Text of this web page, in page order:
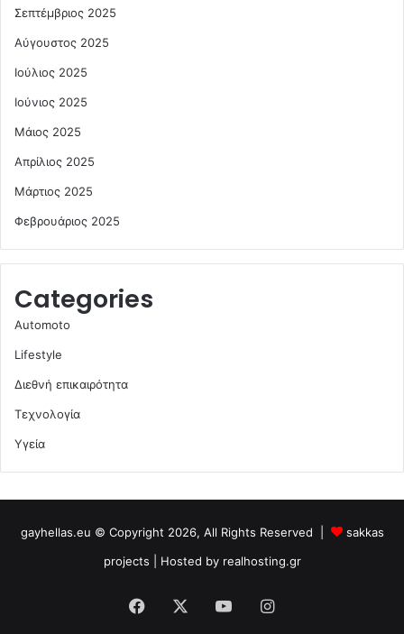
Σεπτέμβριος 2025
Αύγουστος 2025
Ιούλιος 2025
Ιούνιος 2025
Μάιος 2025
Απρίλιος 2025
Μάρτιος 2025
Φεβρουάριος 2025
Categories
Automoto
Lifestyle
Διεθνή επικαιρότητα
Τεχνολογία
Υγεία
gayhellas.eu © Copyright 2026, All Rights Reserved |
sakkas
projects | Hosted by realhosting.gr
Facebook YouTubeInstagram